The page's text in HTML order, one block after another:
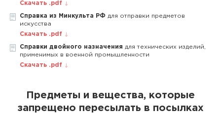
Скачать .pdf
Справка из Минкульта РФ для отправки предметов
искусства
Скачать .pdf
Справки двойного назначения для технических изделий,
применимых в военной промышленности
Скачать .pdf
Предметы и вещества, которые
запрещено пересылать в посылках